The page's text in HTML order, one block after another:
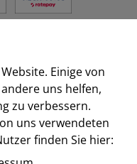
Einige von
uns helfen,
zu verbessern.
uns verwendeten
finden Sie hier: